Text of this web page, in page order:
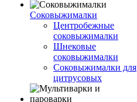
Соковыжималки
Центробежные
соковыжималки
Шнековые
соковыжималки
Соковыжималки для
цитрусовых